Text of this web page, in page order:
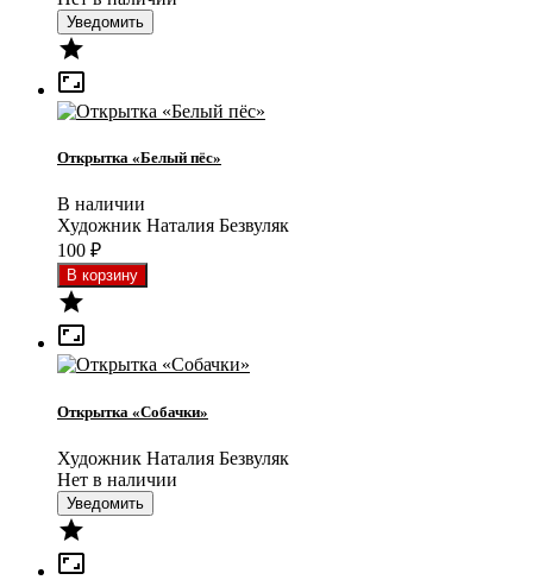
Уведомить


Открытка «Белый пёс»
В наличии
Художник Наталия Безвуляк
100 ₽


Открытка «Собачки»
Художник Наталия Безвуляк
Нет в наличии
Уведомить

